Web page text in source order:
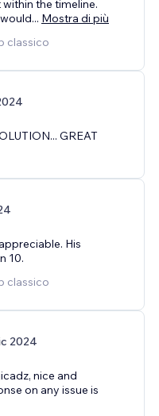
the timeline.
... Mostra di più
classico
GREAT
His
10.
classico
2024
nice and
on any issue is